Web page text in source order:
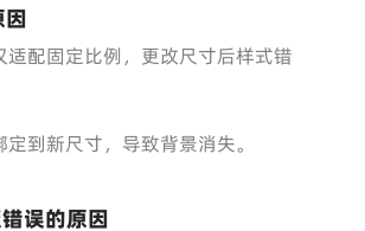
适配固定比例，更改尺寸后样式错
到新尺寸，导致背景消失。
误的原因